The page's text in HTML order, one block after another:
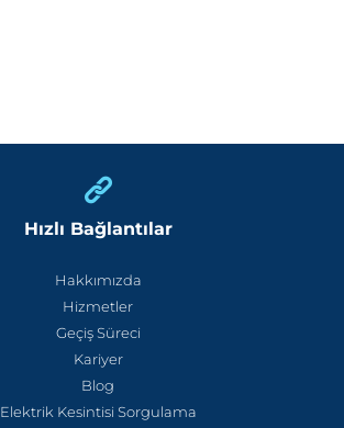
Hızlı Bağlantılar
Hakkımızda
Hizmetler
Geçiş Süreci
Kariyer
Blog
Elektrik Kesintisi Sorgulama